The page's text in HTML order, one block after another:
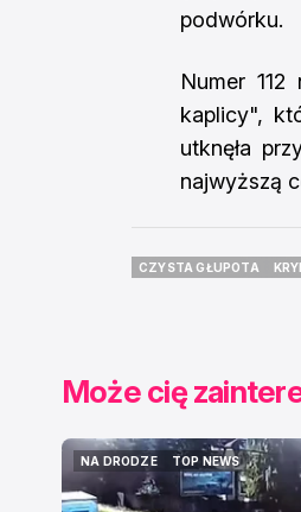
podwórku.
Numer
kaplicy",
utknęła
najwyższą
CZYSTA GŁUPOTA
Może cię
NA DRODZE
NA DRODZE
TOP NEWS
TOP NEWS